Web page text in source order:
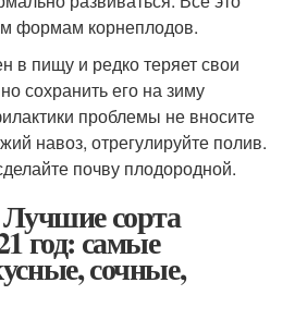
формам корнеплодов.
в пищу и редко теряет свои
сохранить его на зиму
проблемы не вносите
навоз, отрегулируйте полив.
почву плодородной.
сорта
год: самые
сочные,